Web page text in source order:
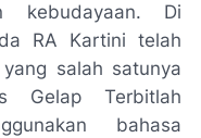
kebudayaan. Di
RA Kartini telah
salah satunya
Gelap Terbitlah
bahasa